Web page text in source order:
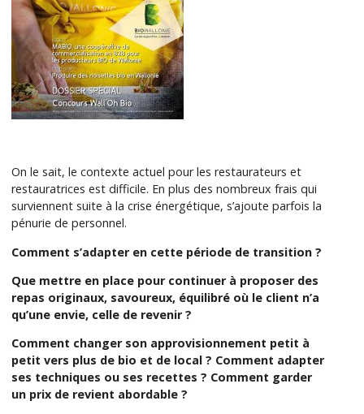
On le sait, le contexte actuel pour les restaurateurs et
restauratrices est difficile. En plus des nombreux frais qui
surviennent suite à la crise énergétique, s’ajoute parfois la
pénurie de personnel.
Comment s’adapter en cette période de transition ?
Que mettre en place pour continuer à proposer des
repas originaux, savoureux, équilibré où le client n’a
qu’une envie, celle de revenir ?
Comment changer son approvisionnement petit à
petit vers plus de bio et de local ? Comment adapter
ses techniques ou ses recettes ? Comment garder
un prix de revient abordable ?